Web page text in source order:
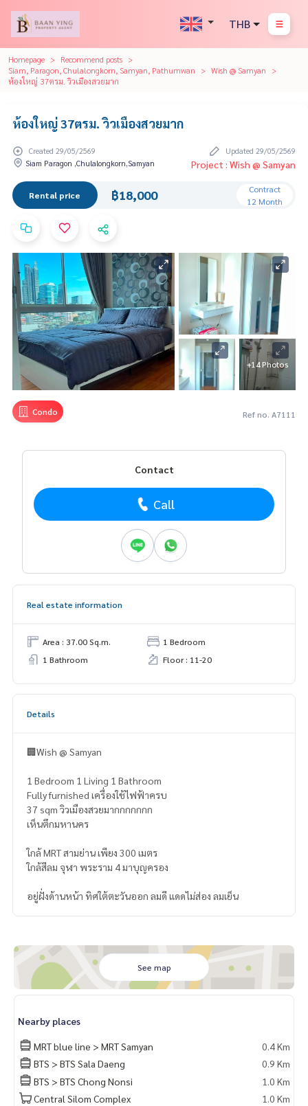
THB
Homepage
Recommend posts
Siam, Paragon, Chulalongkorn, Samyan, Pathumwan
Wish @ Samyan
ห้องใหญ่ 37ตรม. วิวเมืองสวยมาก
ห้องใหญ่ 37ตรม. วิวเมืองสวยมาก
Created 29/05/2569
Updated 29/05/2569
Siam Paragon ,Chulalongkorn,Samyan
Project : Wish @ Samyan
Rental price ฿18,000
Contract
12 Month
+14 Photos
Condo Ref no. A7111
Contact
Call
Real estate information
Area : 37.00 Sq.m.
1 Bedroom
1 Bathroom
Floor : 11-20
Details
🏢Wish @ Samyan
1 Bedroom 1 Living 1 Bathroom
Fully furnished เครื่องใช้ไฟฟ้าครบ
37 sqm วิวเมืองสวยมากกกกกกก
เห็นตึกมหานคร
ใกล้ MRT สามย่าน เพียง 300 เมตร
ใกล้สีลม จุฬา พระราม 4 มาบุญครอง
อยู่ฝั่งด้านหน้า ทิศใต้ตะวันออก ลมดี แดดไม่ส่อง ลมเย็น
See map
Nearby places
MRT blue line > MRT Samyan
0.4 Km
BTS > BTS Sala Daeng
0.9 Km
BTS > BTS Chong Nonsi
1.0 Km
Central Silom Complex
1.0 Km